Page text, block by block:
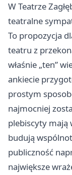
W Teatrze
teatralne
To propozycja
teatru z
właśnie „ten”
ankiecie
prostym
najmocniej
plebiscyty mają
budują
publiczność
największe